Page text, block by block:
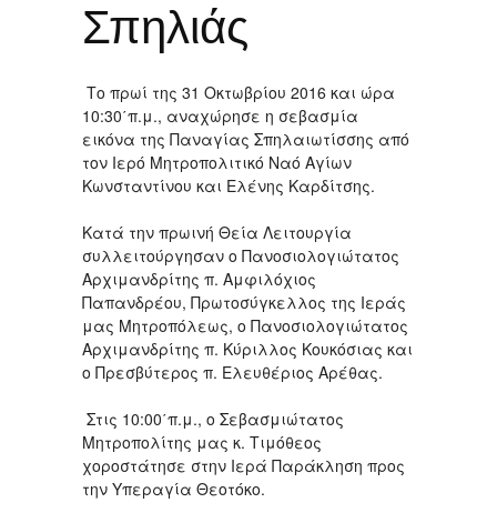
Σπηλιάς
Το πρωί της 31 Οκτωβρίου 2016 και ώρα
10:30΄π.μ., αναχώρησε η σεβασμία
εικόνα της Παναγίας Σπηλαιωτίσσης από
τον Ιερό Μητροπολιτικό Ναό Αγίων
Κωνσταντίνου και Ελένης Καρδίτσης.
Κατά την πρωινή Θεία Λειτουργία
συλλειτούργησαν ο Πανοσιολογιώτατος
Αρχιμανδρίτης π. Αμφιλόχιος
Παπανδρέου, Πρωτοσύγκελλος της Ιεράς
μας Μητροπόλεως, ο Πανοσιολογιώτατος
Αρχιμανδρίτης π. Κύριλλος Κουκόσιας και
ο Πρεσβύτερος π. Ελευθέριος Αρέθας.
Στις 10:00΄π.μ., ο Σεβασμιώτατος
Μητροπολίτης μας κ. Τιμόθεος
χοροστάτησε στην Ιερά Παράκληση προς
την Υπεραγία Θεοτόκο.